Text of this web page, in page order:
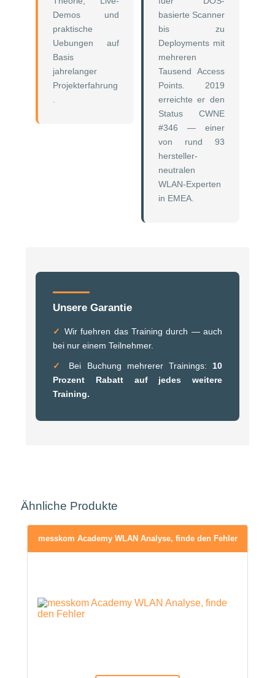
Demos und
praktische
Uebungen auf
Basis
jahrelanger
Projekterfahrung
basierte Scanner
bis zu
Deployments mit
mehreren
Tausend Access
Points. 2019
erreichte er den
Status CWNE
#346 — einer
von rund 93
hersteller-
neutralen
WLAN-Experten
in EMEA.
Unsere Garantie
✓ Wir fuehren das Training durch — auch
bei nur einem Teilnehmer.
✓ Bei Buchung mehrerer Trainings: 10
Prozent Rabatt auf jedes weitere
Training.
Ähnliche Produkte
messkom Academy WLAN Analyse, finde den Fehler